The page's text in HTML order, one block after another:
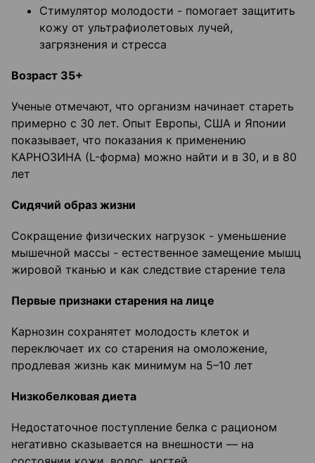
Стимулятор молодости - помогает защитить
кожу от ультрафиолетовых лучей,
загрязнения и стресса
Возраст 35+
Ученые отмечают, что организм начинает стареть
примерно с 30 лет. Опыт Европы, США и Японии
показывает, что показания к применению
КАРНОЗИНА (L-форма) можно найти и в 30, и в 80
лет
Сидячий образ жизни
Сокращение физических нагрузок - уменьшение
мышечной массы - естественное замещение мышц
жировой тканью и как следствие старение тела
Первые признаки старения на лице
Карнозин сохранятет молодость клеток и
переключает их со старения на омоложение,
продлевая жизнь как минимум на 5–10 лет
Низкобелковая диета
Недостаточное поступление белка с рационом
негативно сказывается на внешности — на